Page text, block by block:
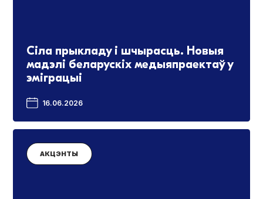
Сіла прыкладу і шчырасць. Новыя
мадэлі беларускіх медыяпраектаў у
эміграцыі
16.06.2026
АКЦЭНТЫ